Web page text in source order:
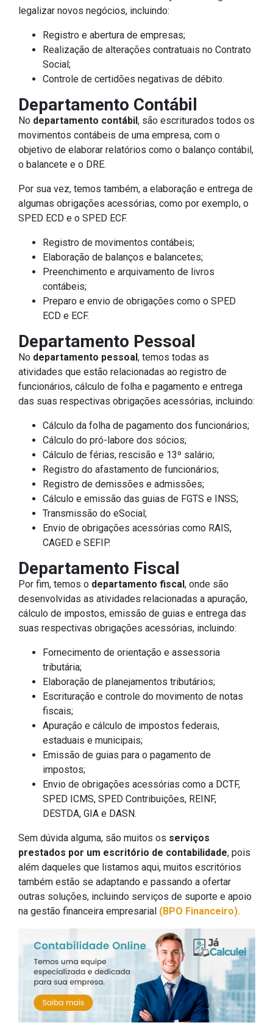
legalizar novos negócios, incluindo:
Registro e abertura de empresas;
Realização de alterações contratuais no Contrato
Social;
Controle de certidões negativas de débito.
Departamento Contábil
No departamento contábil, são escriturados todos os
movimentos contábeis de uma empresa, com o
objetivo de elaborar relatórios como o balanço contábil,
o balancete e o DRE.
Por sua vez, temos também, a elaboração e entrega de
algumas obrigações acessórias, como por exemplo, o
SPED ECD e o SPED ECF.
Registro de movimentos contábeis;
Elaboração de balanços e balancetes;
Preenchimento e arquivamento de livros
contábeis;
Preparo e envio de obrigações como o SPED
ECD e ECF.
Departamento Pessoal
No departamento pessoal, temos todas as
atividades que estão relacionadas ao registro de
funcionários, cálculo de folha e pagamento e entrega
das suas respectivas obrigações acessórias, incluindo:
Cálculo da folha de pagamento dos funcionários;
Cálculo do pró-labore dos sócios;
Cálculo de férias, rescisão e 13º salário;
Registro do afastamento de funcionários;
Registro de demissões e admissões;
Cálculo e emissão das guias de FGTS e INSS;
Transmissão do eSocial;
Envio de obrigações acessórias como RAIS,
CAGED e SEFIP.
Departamento Fiscal
Por fim, temos o departamento fiscal, onde são
desenvolvidas as atividades relacionadas a apuração,
cálculo de impostos, emissão de guias e entrega das
suas respectivas obrigações acessórias, incluindo:
Fornecimento de orientação e assessoria
tributária;
Elaboração de planejamentos tributários;
Escrituração e controle do movimento de notas
fiscais;
Apuração e cálculo de impostos federais,
estaduais e municipais;
Emissão de guias para o pagamento de
impostos;
Envio de obrigações acessórias como a DCTF,
SPED ICMS, SPED Contribuições, REINF,
DESTDA, GIA e DASN.
Sem dúvida alguma, são muitos os serviços
prestados por um escritório de contabilidade, pois
além daqueles que listamos aqui, muitos escritórios
também estão se adaptando e passando a ofertar
outras soluções, incluindo serviços de suporte e apoio
na gestão financeira empresarial (BPO Financeiro).